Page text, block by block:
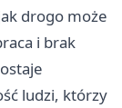
drogo może
i brak
ludzi, którzy